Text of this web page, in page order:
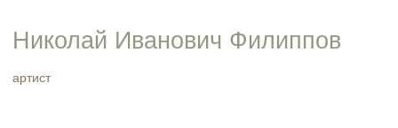
Николай Иванович Филиппов
артист